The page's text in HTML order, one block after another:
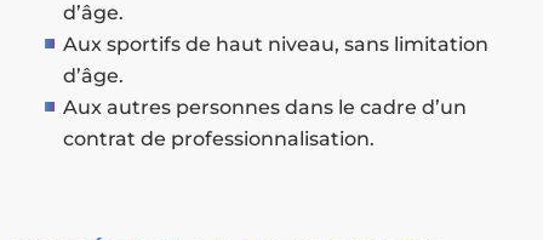
d’âge.
Aux sportifs de haut niveau, sans limitation
d’âge.
Aux autres personnes dans le cadre d’un
contrat de professionnalisation.